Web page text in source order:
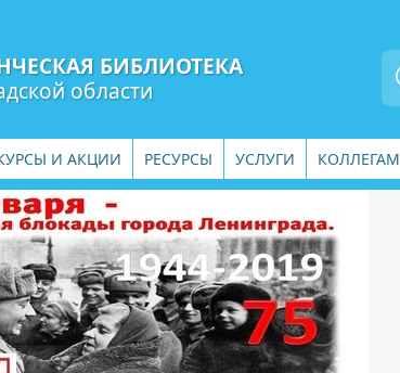
БИБЛИОТЕКА
области
И АКЦИИ РЕСУРСЫ УСЛУГИ КОЛЛЕГАМ